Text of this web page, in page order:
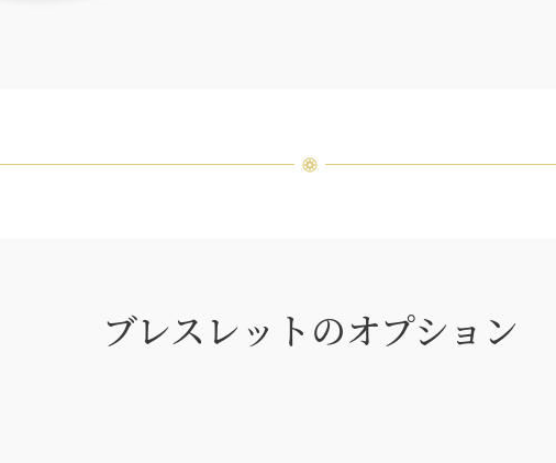
ブレスレットのオプション